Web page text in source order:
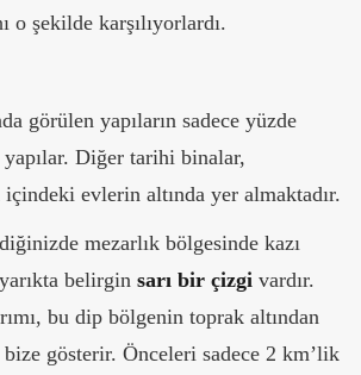
o şekilde karşılıyorlardı.
görülen yapıların sadece yüzde
Diğer tarihi binalar,
evlerin altında yer almaktadır.
mezarlık bölgesinde kazı
belirgin sarı bir çizgi vardır.
bu dip bölgenin toprak altından
bize gösterir. Önceleri sadece 2 km’lik